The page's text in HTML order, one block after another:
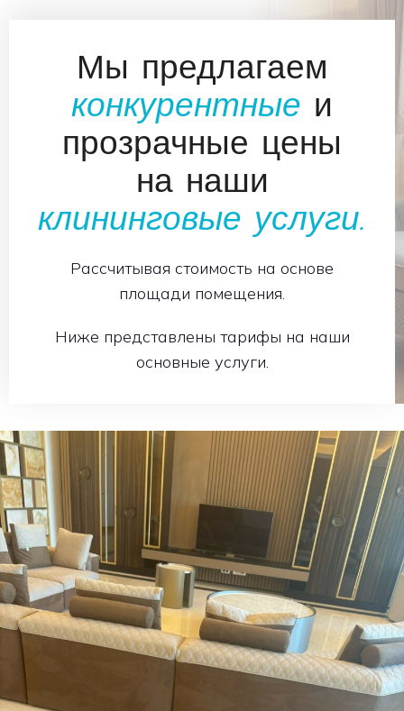
Мы предлагаем
конкурентные и
прозрачные цены
на наши
клининговые услуги.
Рассчитывая стоимость на основе
площади помещения.
Ниже представлены тарифы на наши
основные услуги.